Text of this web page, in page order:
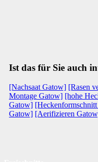
Ist das für Sie auch
[Nachsaat Gatow] [Rasen
Montage Gatow] [hohe
Gatow]
Gatow] [Aerifizieren